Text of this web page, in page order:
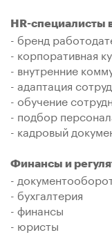
HR-специалисты
- бренд
- корпоративная
- внутренние
- адаптация
- обучение
- подбор
- кадровый
Финансы и
-
- бухгалтерия
- финансы
- юристы